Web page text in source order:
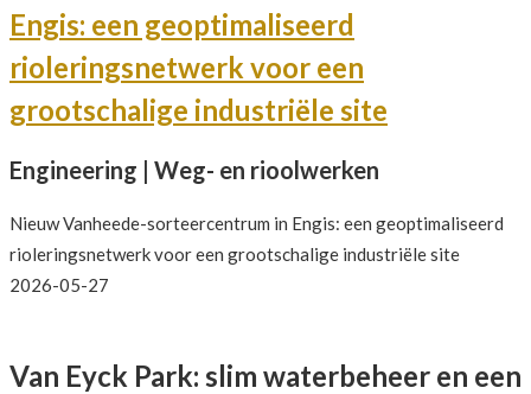
Engis: een geoptimaliseerd
rioleringsnetwerk voor een
grootschalige industriële site
Engineering | Weg- en rioolwerken
Nieuw Vanheede-sorteercentrum in Engis: een geoptimaliseerd
rioleringsnetwerk voor een grootschalige industriële site
2026-05-27
Van Eyck Park: slim waterbeheer en een